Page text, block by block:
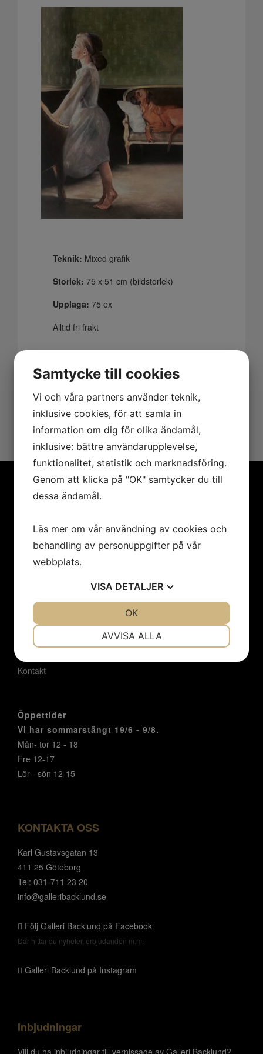
Teknik: Mixed grafik
Storlek: 75 x 51 cm (bildstorlek)
Upplaga: 75 ex
Alltid fri frakt
Lägg i varukorgen
Konstnärer
Utställningar
Konstföreningar/Företag
Cookies
Om oss
Nyheter
Kontakt
Öppettider
Vi har sommarstängt 19/6 - 9/8.
Mån- tor 12 - 18
Fre 12-17
Lör - sön 12-15
KONTAKTA OSS
Karl Gustavsgatan 13
411 25 Göteborg
Tel: 031-711 23 20
info@galleribacklund.se
Följ Galleri Backlund på Facebook
Där hittar du nyheter, erbjudanden m.m.
Galleri Backlund på Instagram
Inbjudningar
Vill du ha inbjudningar till vernissage av Galleri Backlund?
Samtycke till cookies
Vi och våra partners använder teknik,
inklusive cookies, för att samla in
information om dig för olika ändamål,
inklusive: bättre användarupplevelse,
funktionalitet, statistik och marknadsföring.
Genom att klicka på "OK" samtycker du till
dessa ändamål.
Läs mer om vår användning av cookies och
behandling av personuppgifter på vår
webbplats.
VISA DETALJER
AVVISA ALLA
OK